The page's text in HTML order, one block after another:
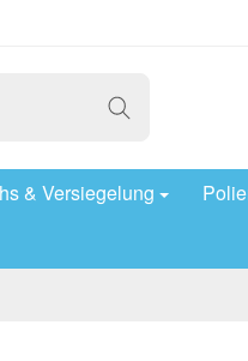
& Versiegelung